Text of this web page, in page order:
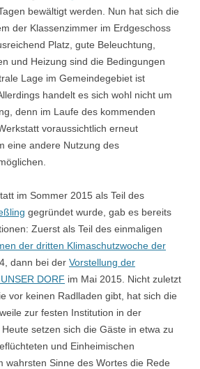
bewältigt werden. Nun hat sich die
der Klassenzimmer im Erdgeschoss
Platz, gute Beleuchtung,
und Heizung sind die Bedingungen
Lage im Gemeindegebiet ist
handelt es sich wohl nicht um
denn im Laufe des kommenden
voraussichtlich erneut
eine andere Nutzung des
im Sommer 2015 als Teil des
gegründet wurde, gab es bereits
Zuerst als Teil des einmaligen
der dritten Klimaschutzwoche der
dann bei der Vorstellung der
DORF im Mai 2015. Nicht zuletzt
vor keinen Radlladen gibt, hat sich die
zur festen Institution in der
setzen sich die Gäste in etwa zu
und Einheimischen
wahrsten Sinne des Wortes die Rede